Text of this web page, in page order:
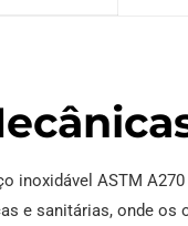
ASTM
e sanitárias, onde os